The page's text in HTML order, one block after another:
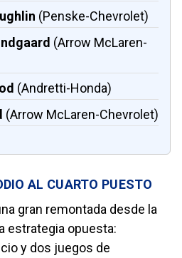
(Penske-Chevrolet)
(Arrow McLaren-
(Andretti-Honda)
(Arrow McLaren-Chevrolet)
AL CUARTO PUESTO
gran remontada desde la
estrategia opuesta:
y dos juegos de